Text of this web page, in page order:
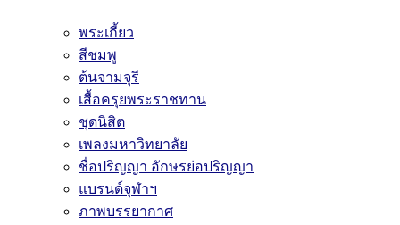
พระเกี้ยว
สีชมพู
ต้นจามจุรี
เสื้อครุยพระราชทาน
ชุดนิสิต
เพลงมหาวิทยาลัย
ชื่อปริญญา อักษรย่อปริญญา
แบรนด์จุฬาฯ
ภาพบรรยากาศ